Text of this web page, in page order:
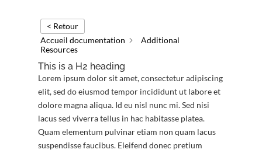
< Retour
Accueil documentation
Additional
Resources
This is a H2 heading
Lorem ipsum dolor sit amet, consectetur adipiscing
elit, sed do eiusmod tempor incididunt ut labore et
dolore magna aliqua. Id eu nisl nunc mi. Sed nisi
lacus sed viverra tellus in hac habitasse platea.
Quam elementum pulvinar etiam non quam lacus
suspendisse faucibus. Eleifend donec pretium